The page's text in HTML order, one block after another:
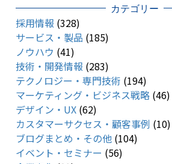
カテゴリー
採用情報 (328)
サービス・製品 (185)
ノウハウ (41)
技術・開発情報 (283)
テクノロジー・専門技術 (194)
マーケティング・ビジネス戦略(46)
デザイン・UX(62)
カスタマーサクセス・顧客事例 (10)
ブログまとめ・その他(104)
イベント・セミナー (56)